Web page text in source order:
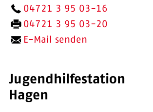
04721 3 95 03-16
04721 3 95 03-20
E-Mail senden
Jugendhilfestation
Hagen